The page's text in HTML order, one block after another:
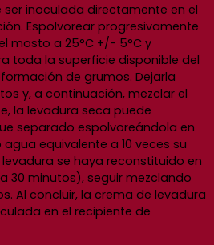
ser inoculada directamente en el
Espolvorear progresivamente
mosto a 25°C +/- 5°C y
toda la superficie disponible del
de grumos. Dejarla
y, a continuación, mezclar el
la levadura seca puede
separado espolvoreándola en
equivalente a 10 veces su
se haya reconstituido en
30 minutos), seguir mezclando
Al concluir, la crema de levadura
en el recipiente de